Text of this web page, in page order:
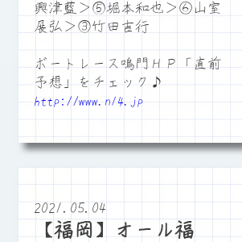
興津藍＞⑤堀本和也＞⑥山室
展弘＞③竹田吉行
ボートレース鳴門ＨＰ「直前
予想」をチェック♪
http://www.n14.jp
2021.05.04
【福岡】オール福